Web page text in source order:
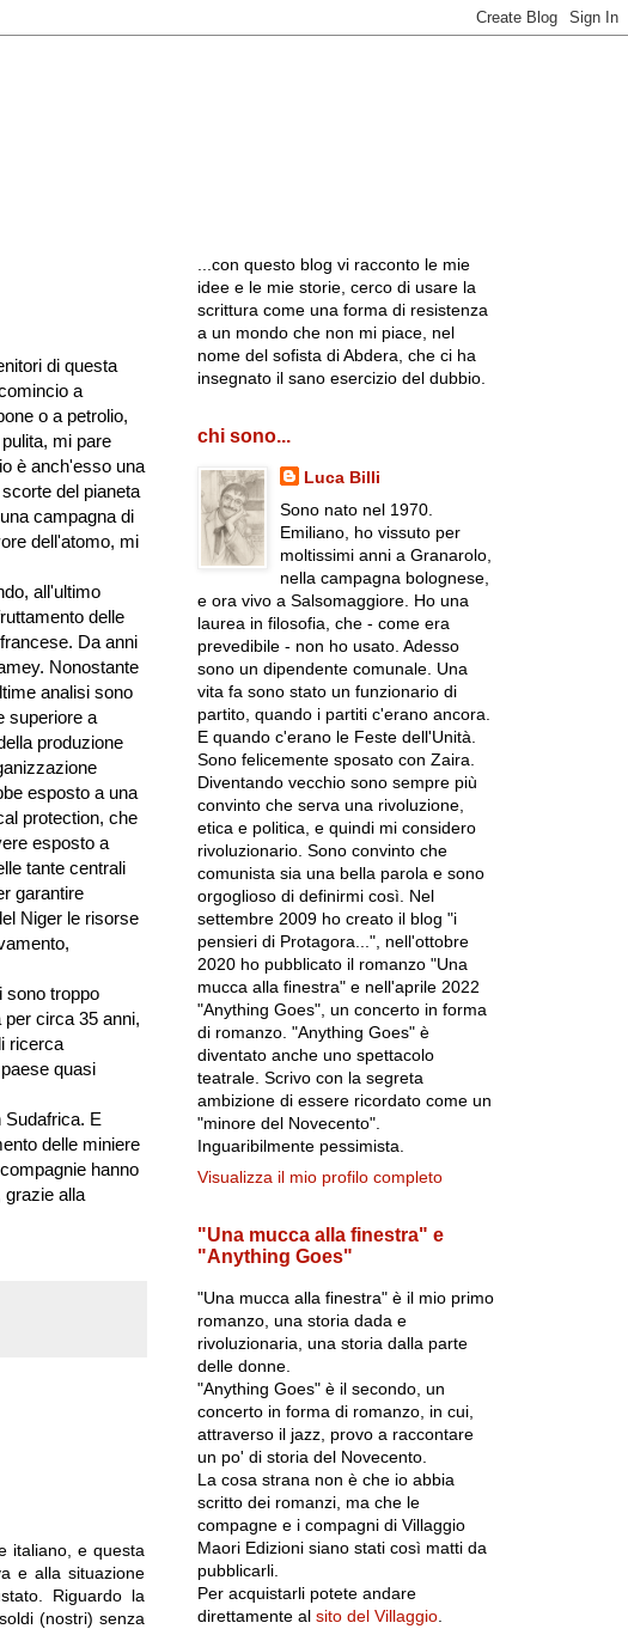
di questa
a
o a petrolio,
mi pare
è anch'esso una
del pianeta
campagna di
dell'atomo, mi
all'ultimo
delle
Da anni
Nonostante
analisi sono
superiore a
produzione
esposto a una
protection, che
esposto a
tante centrali
garantire
Niger le risorse
sono troppo
circa 35 anni,
ricerca
quasi
Sudafrica. E
delle miniere
hanno
grazie alla
italiano, e questa
e alla situazione
Riguardo la
(nostri) senza
...con questo blog vi racconto le mie
idee e le mie storie, cerco di usare la
scrittura come una forma di resistenza
a un mondo che non mi piace, nel
nome del sofista di Abdera, che ci ha
insegnato il sano esercizio del dubbio.
chi sono...
Luca Billi
Sono nato nel 1970.
Emiliano, ho vissuto per
moltissimi anni a Granarolo,
nella campagna bolognese,
e ora vivo a Salsomaggiore. Ho una
laurea in filosofia, che - come era
prevedibile - non ho usato. Adesso
sono un dipendente comunale. Una
vita fa sono stato un funzionario di
partito, quando i partiti c'erano ancora.
E quando c'erano le Feste dell'Unità.
Sono felicemente sposato con Zaira.
Diventando vecchio sono sempre più
convinto che serva una rivoluzione,
etica e politica, e quindi mi considero
rivoluzionario. Sono convinto che
comunista sia una bella parola e sono
orgoglioso di definirmi così. Nel
settembre 2009 ho creato il blog "i
pensieri di Protagora...", nell'ottobre
2020 ho pubblicato il romanzo "Una
mucca alla finestra" e nell'aprile 2022
"Anything Goes", un concerto in forma
di romanzo. "Anything Goes" è
diventato anche uno spettacolo
teatrale. Scrivo con la segreta
ambizione di essere ricordato come un
"minore del Novecento".
Inguaribilmente pessimista.
Visualizza il mio profilo completo
"Una mucca alla finestra" e
"Anything Goes"
"Una mucca alla finestra" è il mio primo
romanzo, una storia dada e
rivoluzionaria, una storia dalla parte
delle donne.
"Anything Goes" è il secondo, un
concerto in forma di romanzo, in cui,
attraverso il jazz, provo a raccontare
un po' di storia del Novecento.
La cosa strana non è che io abbia
scritto dei romanzi, ma che le
compagne e i compagni di Villaggio
Maori Edizioni siano stati così matti da
pubblicarli.
Per acquistarli potete andare
direttamente al sito del Villaggio.